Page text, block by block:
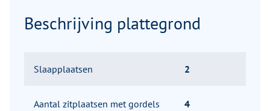
Beschrijving plattegrond
Slaapplaatsen 2
Aantal zitplaatsen met gordels 4